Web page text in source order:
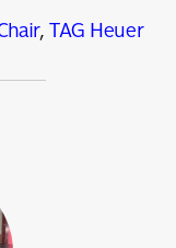
,TAG Heuer